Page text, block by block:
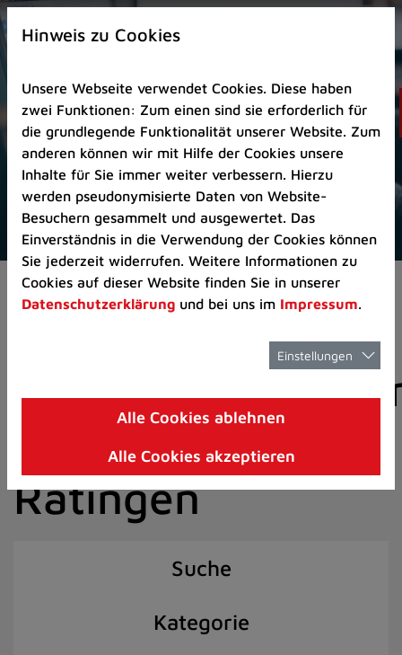
Zur
Startseite
Zum
Seitenanfang
springen
(Schnelltaste
A)
Zur
Navigation/Menü
springen
(Schnelltaste
M)
Zur
8)
I)
Aktuelles Pressemitteilungen
der Stadt
Ratingen
Suche
Kategorie
Hinweis zu Cookies
Unsere Webseite verwendet Cookies. Diese haben
zwei Funktionen: Zum einen sind sie erforderlich für
die grundlegende Funktionalität unserer Website. Zum
anderen können wir mit Hilfe der Cookies unsere
Inhalte für Sie immer weiter verbessern. Hierzu
werden pseudonymisierte Daten von Website-
Besuchern gesammelt und ausgewertet. Das
Einverständnis in die Verwendung der Cookies können
Sie jederzeit widerrufen. Weitere Informationen zu
Cookies auf dieser Website finden Sie in unserer
Datenschutzerklärung und bei uns im Impressum.
Einstellungen
Alle Cookies ablehnen
Alle Cookies akzeptieren